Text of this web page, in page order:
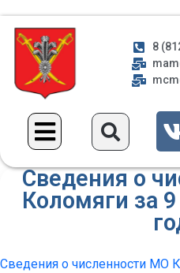
8
Сведения о
Коломяги за
Сведения о численности МО